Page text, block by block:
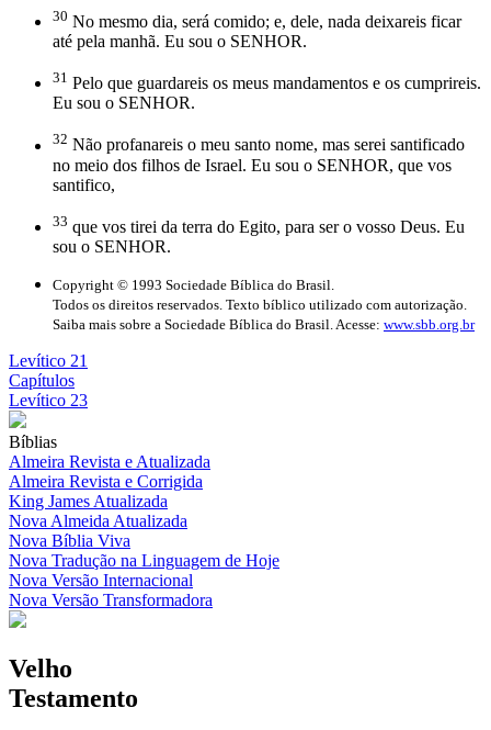
30 No mesmo dia, será comido; e, dele, nada deixareis ficar
até pela manhã. Eu sou o SENHOR.
31 Pelo que guardareis os meus mandamentos e os cumprireis.
Eu sou o SENHOR.
32 Não profanareis o meu santo nome, mas serei santificado
no meio dos filhos de Israel. Eu sou o SENHOR, que vos
santifico,
33 que vos tirei da terra do Egito, para ser o vosso Deus. Eu
sou o SENHOR.
Copyright © 1993 Sociedade Bíblica do Brasil.
Todos os direitos reservados. Texto bíblico utilizado com autorização.
Saiba mais sobre a Sociedade Bíblica do Brasil. Acesse: www.sbb.org.br
Levítico 21
Capítulos
Levítico 23
Bíblias
Almeira Revista e Atualizada
Almeira Revista e Corrigida
King James Atualizada
Nova Almeida Atualizada
Nova Bíblia Viva
Nova Tradução na Linguagem de Hoje
Nova Versão Internacional
Nova Versão Transformadora
Velho
Testamento